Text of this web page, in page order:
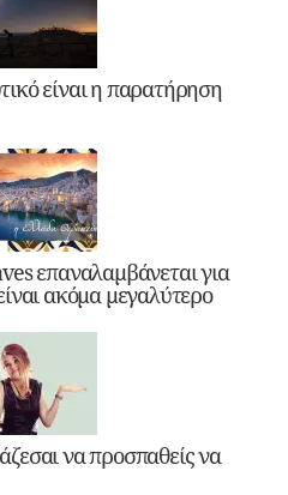
είναι η παρατήρηση
επαναλαμβάνεται για
ακόμα μεγαλύτερο
να προσπαθείς να